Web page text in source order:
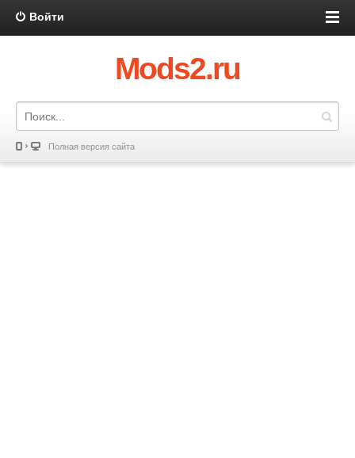
Войти
Mods2.ru
Полная версия сайта